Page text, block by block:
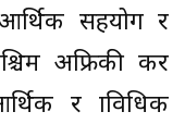
सहयोग र
अफ्रिकी कर
र प्राविधिक